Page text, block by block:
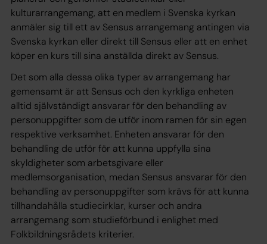
kulturarrangemang, att en medlem i Svenska kyrkan
anmäler sig till ett av Sensus arrangemang antingen via
Svenska kyrkan eller direkt till Sensus eller att en enhet
köper en kurs till sina anställda direkt av Sensus.
Det som alla dessa olika typer av arrangemang har
gemensamt är att Sensus och den kyrkliga enheten
alltid självständigt ansvarar för den behandling av
personuppgifter som de utför inom ramen för sin egen
respektive verksamhet. Enheten ansvarar för den
behandling de utför för att kunna uppfylla sina
skyldigheter som arbetsgivare eller
medlemsorganisation, medan Sensus ansvarar för den
behandling av personuppgifter som krävs för att kunna
tillhandahålla studiecirklar, kurser och andra
arrangemang som studieförbund i enlighet med
Folkbildningsrådets kriterier.